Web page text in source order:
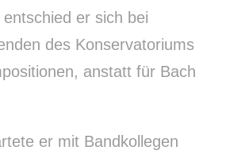
er sich bei
des Konservatoriums
anstatt für Bach
er mit Bandkollegen